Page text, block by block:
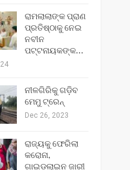
ରାମଲାଲାଙ୍କ ପ୍ରାଣ
ପ୍ରତିଷ୍ଠାକୁ ନେଇ
ନବୀନ
ପଟ୍ଟନାୟକଙ୍କ…
ନୀଳଗିରିକୁ ଗଡ଼ିବ
ମେମୁ ଟ୍ରେନ୍‌
Dec 26, 2023
ରାଜ୍ୟକୁ ଫେରିଲା
କରୋନା,
ଗାଇଡଲାଇନ ଜାରୀ